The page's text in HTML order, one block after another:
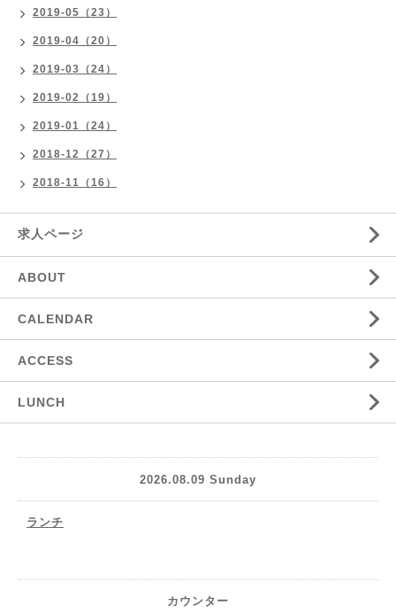
2019-05（23）
2019-04（20）
2019-03（24）
2019-02（19）
2019-01（24）
2018-12（27）
2018-11（16）
求人ページ
ABOUT
CALENDAR
ACCESS
LUNCH
2026.08.09 Sunday
ランチ
カウンター